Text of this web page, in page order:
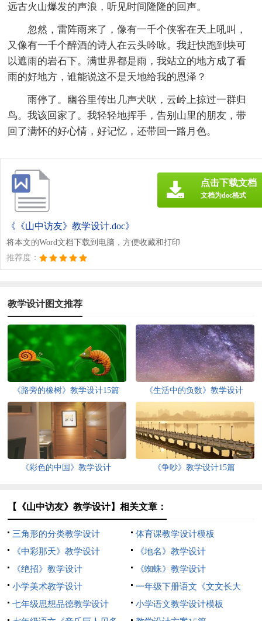
远古火山爆发的声浪，听见时间隆隆的回声。
忽然，雷阵雨来了，像有一千个侠客在天上吼叫，
又像有一千个醉酒的诗人在云头吟咏。我赶快跑到块可
以遮雨的岩石下。满世界都是雨，我站立的地方成了看
雨的好地方，谁能说这不是天地给我的恩泽？
雨停了。幽谷里传出几声犬吠，云岭上掠过一群归
鸟。我该回家了。我轻轻地挥手，告别山里的朋友，带
回了满怀的好心情，好记忆，还带回一路月色。
《《山中访友》教学设计.doc》
将本文的Word文档下载到电脑，方便收藏和打印
推荐度：
点击下载文档
文档为doc格式
教学设计图文推荐
《路旁的橡树》教学设计15篇 《生活中的负数》教学设计
《彩色的中国》教学设计 《争吵》教学设计15篇
【《山中访友》教学设计】相关文章：
三角形的分类教学设计
体育课教学设计模板
《中彩那天》教学设计
《地名》教学设计
《绝招》教学设计
《蜘蛛》教学设计
小学美术教学设计
一年级下册语文《文文长大
了》教学设计
七年级思想品德教学设计
小学语文教学设计模板